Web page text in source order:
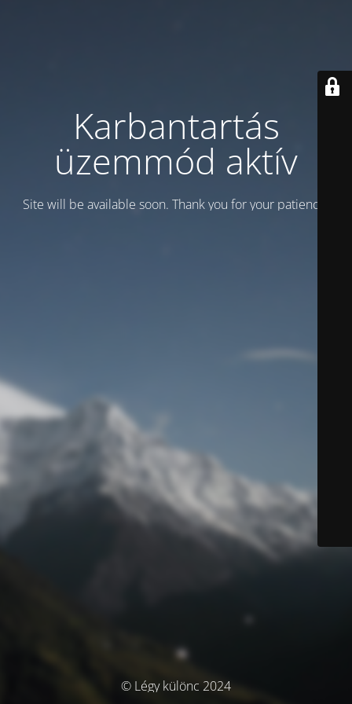
Karbantartás
üzemmód aktív
Site will be available soon. Thank you for your patience!
© Légy különc 2024